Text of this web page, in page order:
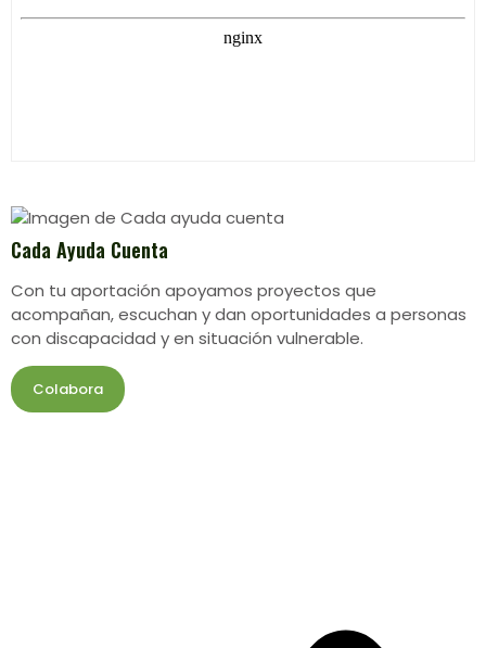
Cada Ayuda Cuenta
Con tu aportación apoyamos proyectos que
acompañan, escuchan y dan oportunidades a personas
con discapacidad y en situación vulnerable.
Colabora